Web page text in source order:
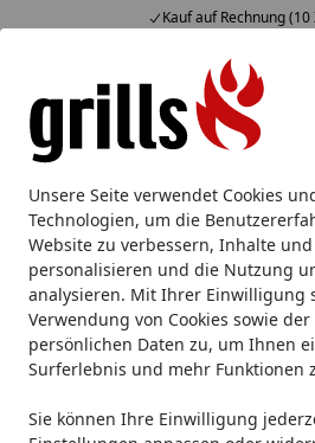
Unsere Seite verwendet Cookies
Technologien, um die
Website zu verbessern, Inhalte
personalisieren und die Nutzung
analysieren. Mit Ihrer Einwilligung
Verwendung von Cookies sowie
persönlichen Daten zu, um Ihnen
Surferlebnis und mehr Funktionen
Sie können Ihre Einwilligung
Kauf auf Rechnung
Alle Produkte
Mein Konto
Suchen
Startseite
Grill Fachgeschäft in der Altstadt
Offline meets online:
Offline-Shop in Calw!
Wir lieben online und kommen
Handel. Offline liegt uns also im
Marken in einem exklusiven